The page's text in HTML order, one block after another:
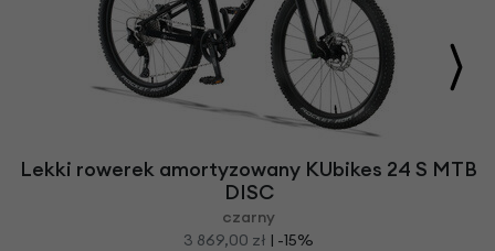
Lekki rowerek amortyzowany KUbikes 24 S MTB
DISC
czarny
3 869,00 zł | -15%